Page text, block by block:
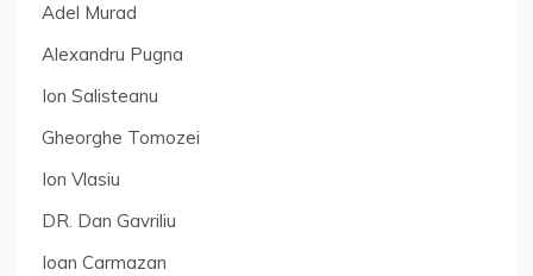
Adel Murad
Alexandru Pugna
Ion Salisteanu
Gheorghe Tomozei
Ion Vlasiu
DR. Dan Gavriliu
Ioan Carmazan